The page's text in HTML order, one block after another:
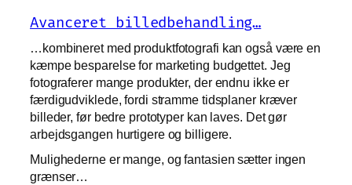
Avanceret billedbehandling…
…kombineret med produktfotografi kan også være en
kæmpe besparelse for marketing budgettet. Jeg
fotograferer mange produkter, der endnu ikke er
færdigudviklede, fordi stramme tidsplaner kræver
billeder, før bedre prototyper kan laves. Det gør
arbejdsgangen hurtigere og billigere.
Mulighederne er mange, og fantasien sætter ingen
grænser…